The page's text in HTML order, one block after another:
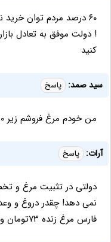
۶۰ درصد مردم توان خرید
! دولت موفق به تعادل
کنید
سید صمد: پاسخ
من خودم مرغ فروشم زیر ۸۰ مرغ پیدا نمیکنی
آرات: پاسخ
دولتی در تثبیت مرغ و
نمی دهد! چقدر دروغ و
فارس مرغ زنده ۷۳تومان و کشتار روز ۹۰